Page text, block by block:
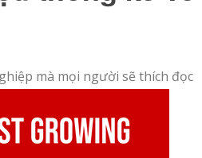
mà mọi người sẽ thích đọc